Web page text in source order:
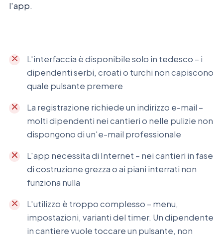
l'app.
L'interfaccia è disponibile solo in tedesco – i
dipendenti serbi, croati o turchi non capiscono
quale pulsante premere
La registrazione richiede un indirizzo e-mail –
molti dipendenti nei cantieri o nelle pulizie non
dispongono di un'e-mail professionale
L'app necessita di Internet – nei cantieri in fase
di costruzione grezza o ai piani interrati non
funziona nulla
L'utilizzo è troppo complesso – menu,
impostazioni, varianti del timer. Un dipendente
in cantiere vuole toccare un pulsante, non